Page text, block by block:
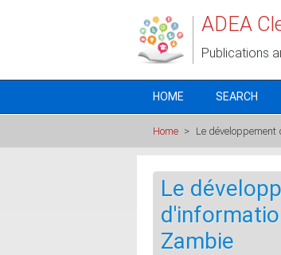
ADEA
Publications
HOME SEARCH
Home > Le
Le
Zambie